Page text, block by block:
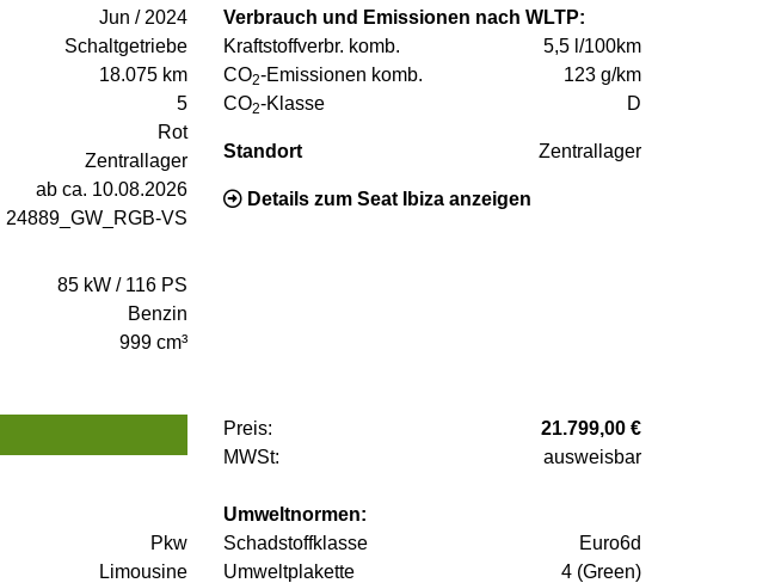
Jun / 2024
Schaltgetriebe
18.075 km
5
Rot
Zentrallager
ab ca. 10.08.2026
24889_GW_RGB-VS
85 kW / 116 PS
Benzin
999 cm³
Verbrauch und Emissionen nach WLTP:
Kraftstoffverbr. komb.
5,5 l/100km
CO2-Emissionen komb.
123 g/km
CO2-Klasse D
Standort Zentrallager
Details zum Seat Ibiza anzeigen
Preis:
21.799,00 €
MWSt:
ausweisbar
Pkw
Limousine
Umweltnormen:
Schadstoffklasse
Euro6d
Umweltplakette
4 (Green)